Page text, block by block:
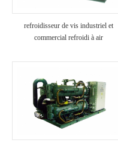
refroidisseur de vis industriel et
commercial refroidi à air